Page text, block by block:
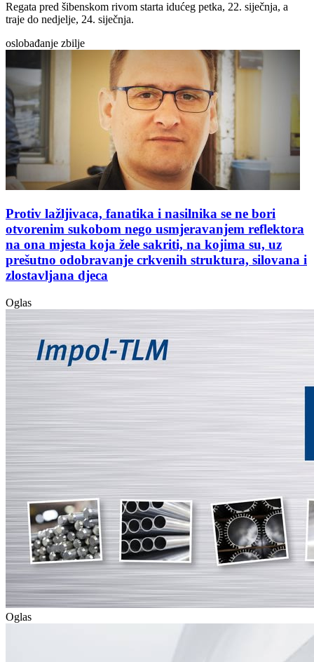
Regata pred šibenskom rivom starta idućeg petka, 22. siječnja, a
traje do nedjelje, 24. siječnja.
oslobađanje zbilje
Protiv lažljivaca, fanatika i nasilnika se ne bori
otvorenim sukobom nego usmjeravanjem reflektora
na ona mjesta koja žele sakriti, na kojima su, uz
prešutno odobravanje crkvenih struktura, silovana i
zlostavljana djeca
Oglas
Oglas